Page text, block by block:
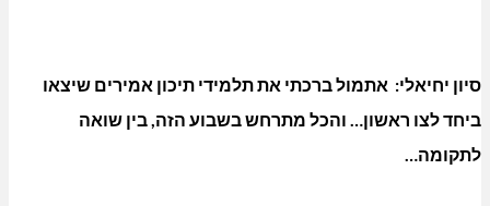
סיון יחיאלי: אתמול ברכתי את תלמידי תיכון אמירים שיצאו
ביחד לצו ראשון… והכל מתרחש בשבוע הזה, בין שואה
לתקומה…